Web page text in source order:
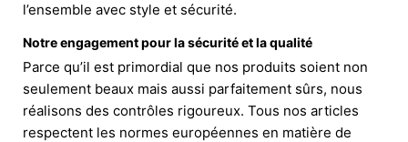
l’ensemble avec style et sécurité.
Notre engagement pour la sécurité et la qualité
Parce qu’il est primordial que nos produits soient non
seulement beaux mais aussi parfaitement sûrs, nous
réalisons des contrôles rigoureux. Tous nos articles
respectent les normes européennes en matière de